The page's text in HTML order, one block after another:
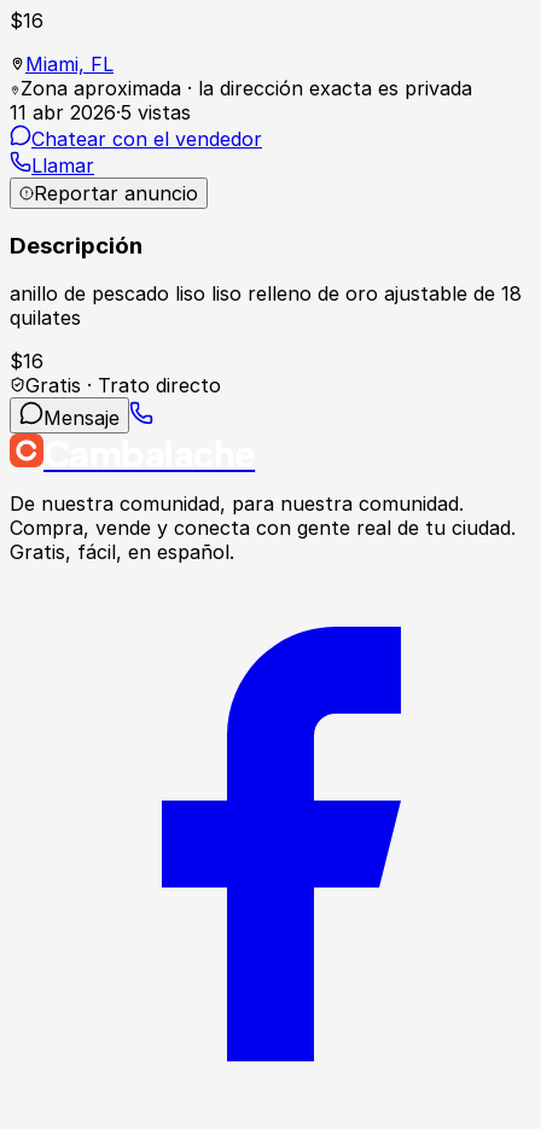
$16
Miami, FL
Zona aproximada · la dirección exacta es privada
11 abr 2026·5 vistas
Chatear con el vendedor
Llamar
Reportar anuncio
Descripción
anillo de pescado liso liso relleno de oro ajustable de 18
quilates
$16
Gratis · Trato directo
Mensaje
De nuestra comunidad, para nuestra comunidad.
Compra, vende y conecta con gente real de tu ciudad.
Gratis, fácil, en español.